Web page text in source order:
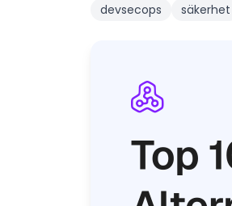
devsecops säkerhet